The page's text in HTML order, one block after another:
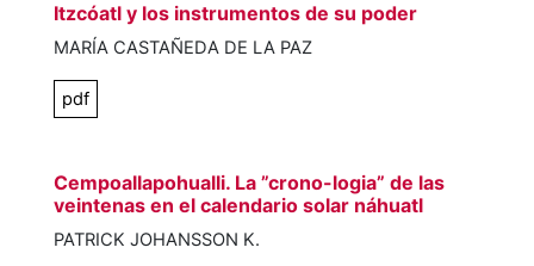
Itzcóatl y los instrumentos de su poder
MARÍA CASTAÑEDA DE LA PAZ
pdf
Cempoallapohualli. La ”crono-logia” de las
veintenas en el calendario solar náhuatl
PATRICK JOHANSSON K.